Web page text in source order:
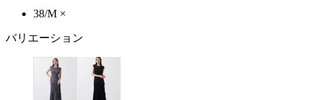
38/M ×
バリエーション